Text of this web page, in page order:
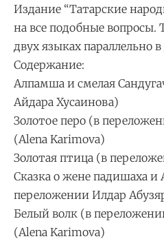
Издание “Татарские
на все подобные вопросы.
двух языках параллельно
Содержание:
Алпамша и смелая
Айдара Хусаинова)
Золотое перо (в
(Alena Karimova)
Золотая птица (в
Сказка о жене падишаха и
переложении Илдар
Белый волк (в
(Alena Karimova)